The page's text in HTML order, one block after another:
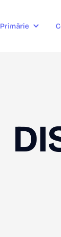
Primărie